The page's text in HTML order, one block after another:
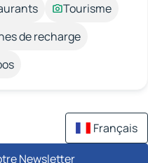
Tourisme
de recharge
Français
Newsletter